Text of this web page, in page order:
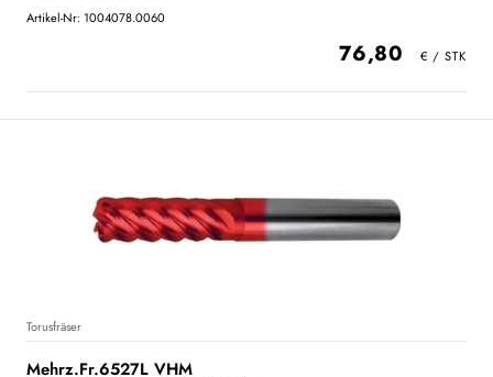
Artikel-Nr: 1004078.0060
76,80
Torusfräser
Mehrz.Fr.6527L VHM